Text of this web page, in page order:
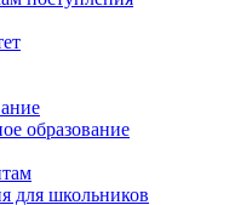
образование
для школьников